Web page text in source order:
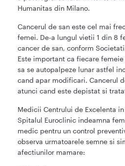
Humanitas din Milano.
Cancerul de san este cel mai
femei. De-a lungul vietii 1 din 8
cancer de san, conform
Este important ca fiecare
sa se autopalpeze lunar astfel
cand apar modificari. Cancerul
atunci cand este depistat si
Medicii Centrului de Excelenta
Spitalul Euroclinic indeamna
medic pentru un control
observa urmatoarele semne si
afectiunilor mamare: